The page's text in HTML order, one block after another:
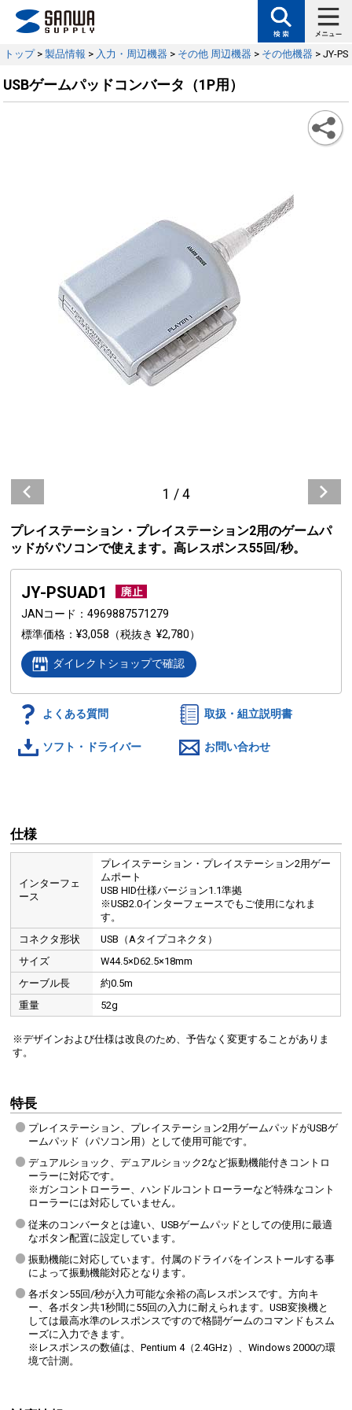
トップ> 製品情報 > 入力・周辺機器 > その他 周辺機器 > その他機器 > JY-
USBゲームパッドコンバータ（1P用）
1 / 4
プレイステーション・プレイステーション2用のゲームパ
ッドがパソコンで使えます。高レスポンス55回/秒。
JY-PSUAD1
JANコード
4969887571279
標準価格
¥3,058 （税抜き ¥2,780）
ダイレクトショップで確認
よくある質問 取扱・組立説明書
ソフト・ドライバー お問い合わせ
仕様
インターフェ
ース
プレイステーション・プレイステーション2用ゲー
ムポート
USB HID仕様バージョン1.1準拠
※USB2.0インターフェースでもご使用になれま
す。
コネクタ形状
USB（Aタイプコネクタ）
サイズ
W44.5×D62.5×18mm
ケーブル長
約0.5m
重量
52g
※デザインおよび仕様は改良のため、予告なく変更することがありま
す。
特長
プレイステーション、プレイステーション2用ゲームパッドがUSBゲ
ームパッド（パソコン用）として使用可能です。
デュアルショック、デュアルショック2など振動機能付きコントロ
ーラーに対応です。
※ガンコントローラー、ハンドルコントローラーなど特殊なコント
ローラーには対応していません。
従来のコンバータとは違い、USBゲームパッドとしての使用に最適
なボタン配置に設定しています。
振動機能に対応しています。付属のドライバをインストールする事
によって振動機能対応となります。
各ボタン55回/秒が入力可能な余裕の高レスポンスです。方向キ
ー、各ボタン共1秒間に55回の入力に耐えられます。USB変換機と
しては最高水準のレスポンスですので格闘ゲームのコマンドもスム
ーズに入力できます。
※レスポンスの数値は、Pentium 4（2.4GHz）、Windows 2000の環
境で計測。